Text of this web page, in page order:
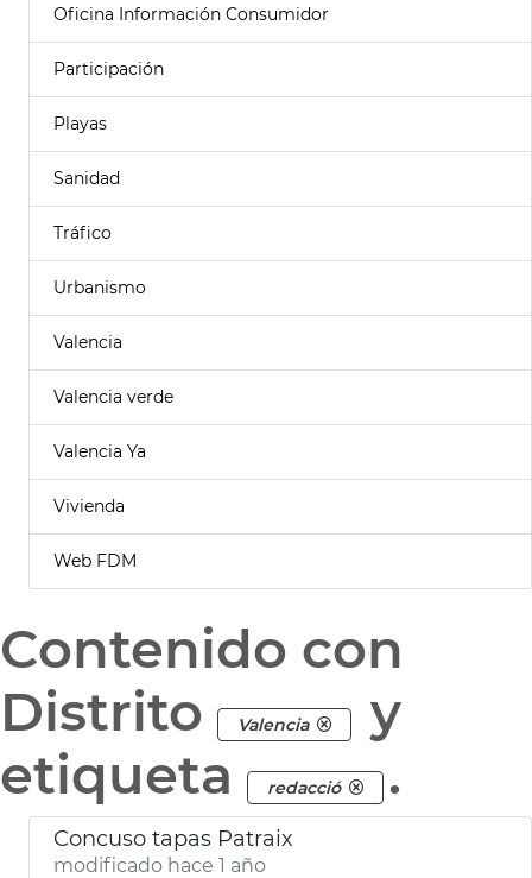
Oficina Información Consumidor
Participación
Playas
Sanidad
Tráfico
Urbanismo
Valencia
Valencia verde
Valencia Ya
Vivienda
Web FDM
Contenido con
Distrito
Valencia
y
etiqueta
redacció .
Concuso tapas Patraix
modificado hace 1 año